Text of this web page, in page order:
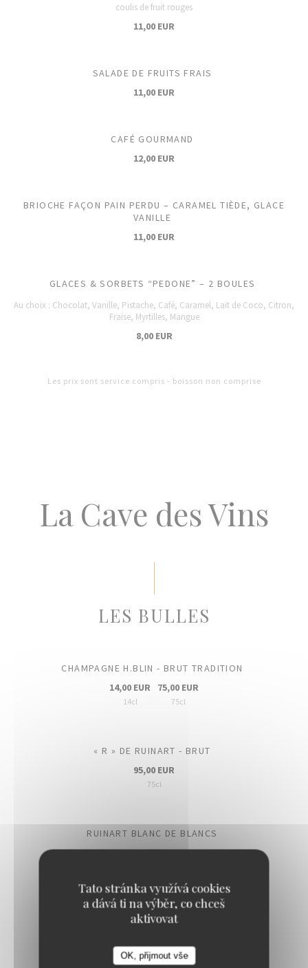
Tato stránka využívá cookies
a dává ti na výběr, co chceš
aktivovat
OK, přijmout vše
coulis de fruit rouges
11,00 EUR
SALADE DE FRUITS FRAIS
11,00 EUR
CAFÉ GOURMAND
12,00 EUR
BRIOCHE FAÇON PAIN PERDU – CARAMEL TIÈDE, GLACE
VANILLE
11,00 EUR
GLACES & SORBETS “PEDONE” – 2 BOULES
Au choix : Chocolat, Vanille, Pistache, Café, Caramel, Lait de Coco, Citron,
Fraise, Myrtilles, Mangue
8,00 EUR
Les prix sont service compris - boisson non comprise
La Cave des Vins
LES BULLES
CHAMPAGNE H.BLIN - BRUT TRADITION
14,00 EUR
14cl
75,00 EUR
75cl
« R » DE RUINART - BRUT
95,00 EUR
75cl
RUINART BLANC DE BLANCS
140,00 EUR
CHAMPAGNE BILLECART-SALMON - BRUT ROSÉ
75cl